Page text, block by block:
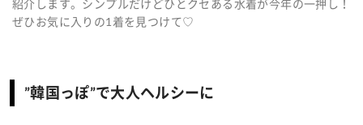
紹介します。シンプルだけどひとクセある水着が今年の一押し！
ぜひお気に入りの1着を見つけて♡
”韓国っぽ”で大人ヘルシーに